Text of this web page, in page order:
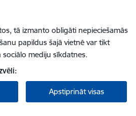
tā izmanto obligāti nepieciešamās
papildus šajā vietnē var tikt
mediju sīkdatnes.
Apstiprināt visas